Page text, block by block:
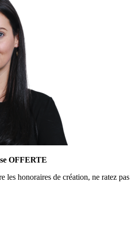
OFFERTE
les honoraires de création, ne ratez pas